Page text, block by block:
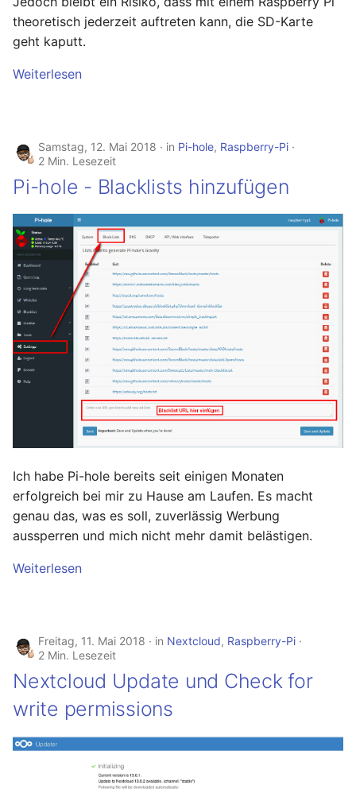
YubiKey
Ready - E-Mails
verschlüsseln und
signieren
Configuration
AVM FRITZ!Box 4040 -
Upgrade
USB Storage Device
USB Storage Device
Configuration
OpenWrt - WireGuard Peer
Configuration
WireGuard VPN
OpenWrt - WireGuard VPN
theoretisch jederzeit auftreten kann, die SD-Karte
geht kaputt.
Weiterlesen
Samstag, 12. Mai 2018 in Pi-hole, Raspberry-Pi
2 Min. Lesezeit
Pi-hole - Blacklists hinzufügen
Ich habe Pi-hole bereits seit einigen Monaten
erfolgreich bei mir zu Hause am Laufen. Es macht
genau das, was es soll, zuverlässig Werbung
aussperren und mich nicht mehr damit belästigen.
Weiterlesen
Freitag, 11. Mai 2018 in Nextcloud, Raspberry-Pi
2 Min. Lesezeit
Nextcloud Update und Check for
write permissions